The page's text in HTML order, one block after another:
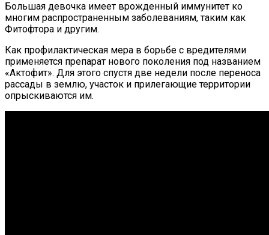
Большая девочка имеет врожденный иммунитет ко
многим распространенным заболеваниям, таким как
Фитофтора и другим.
Как профилактическая мера в борьбе с вредителями
применяется препарат нового поколения под названием
«Актофит». Для этого спустя две недели после переноса
рассады в землю, участок и прилегающие территории
опрыскиваются им.